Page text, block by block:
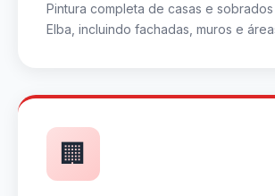
Pintura completa de casas e
Elba, incluindo fachadas, muros e
🏢